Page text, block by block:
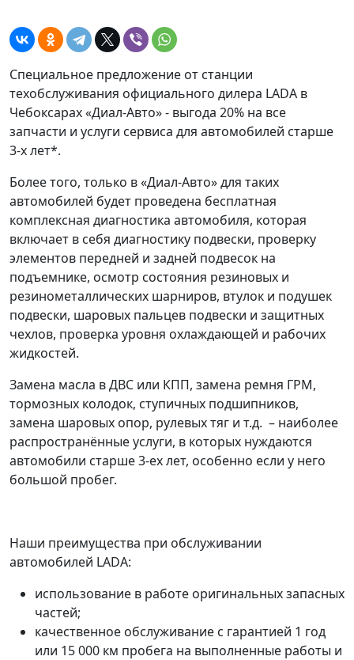
Специальное предложение от станции
техобслуживания официального дилера LADA в
Чебоксарах «Диал-Авто» - выгода 20% на все
запчасти и услуги сервиса для автомобилей старше
3-х лет*.
Более того, только в «Диал-Авто» для таких
автомобилей будет проведена бесплатная
комплексная диагностика автомобиля, которая
включает в себя диагностику подвески, проверку
элементов передней и задней подвесок на
подъемнике, осмотр состояния резиновых и
резинометаллических шарниров, втулок и подушек
подвески, шаровых пальцев подвески и защитных
чехлов, проверка уровня охлаждающей и рабочих
жидкостей.
Замена масла в ДВС или КПП, замена ремня ГРМ,
тормозных колодок, ступичных подшипников,
замена шаровых опор, рулевых тяг и т.д. – наиболее
распространённые услуги, в которых нуждаются
автомобили старше 3-ех лет, особенно если у него
большой пробег.
Наши преимущества при обслуживании
автомобилей LADA:
использование в работе оригинальных запасных
частей;
качественное обслуживание с гарантией 1 год
или 15 000 км пробега на выполненные работы и